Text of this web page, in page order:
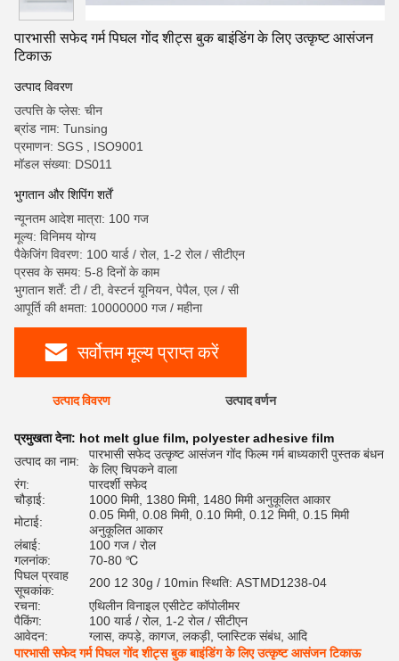
पारभासी सफेद गर्म पिघल गोंद शीट्स बुक बाइंडिंग के लिए उत्कृष्ट आसंजन
टिकाऊ
उत्पाद विवरण
उत्पत्ति के प्लेस: चीन
ब्रांड नाम: Tunsing
प्रमाणन: SGS , ISO9001
मॉडल संख्या: DS011
भुगतान और शिपिंग शर्तें
न्यूनतम आदेश मात्रा: 100 गज
मूल्य: विनिमय योग्य
पैकेजिंग विवरण: 100 यार्ड / रोल, 1-2 रोल / सीटीएन
प्रसव के समय: 5-8 दिनों के काम
भुगतान शर्तें: टी / टी, वेस्टर्न यूनियन, पेपैल, एल / सी
आपूर्ति की क्षमता: 10000000 गज / महीना
सर्वोत्तम मूल्य प्राप्त करें
उत्पाद विवरण उत्पाद वर्णन
प्रमुखता देना: hot melt glue film, polyester adhesive film
उत्पाद का नाम:
पारभासी सफेद उत्कृष्ट आसंजन गोंद फिल्म गर्म बाध्यकारी पुस्तक बंधन
के लिए चिपकने वाला
रंग:
पारदर्शी सफेद
चौड़ाई:
1000 मिमी, 1380 मिमी, 1480 मिमी अनुकूलित आकार
मोटाई:
0.05 मिमी, 0.08 मिमी, 0.10 मिमी, 0.12 मिमी, 0.15 मिमी
अनुकूलित आकार
लंबाई:
100 गज / रोल
गलनांक:
70-80 ℃
पिघल प्रवाह
सूचकांक:
200 12 30g / 10min स्थिति: ASTMD1238-04
रचना:
एथिलीन विनाइल एसीटेट कॉपोलीमर
पैकिंग:
100 यार्ड / रोल, 1-2 रोल / सीटीएन
आवेदन:
ग्लास, कपड़े, कागज, लकड़ी, प्लास्टिक संबंध, आदि
पारभासी सफेद गर्म पिघल गोंद शीट्स बुक बाइंडिंग के लिए उत्कृष्ट आसंजन टिकाऊ